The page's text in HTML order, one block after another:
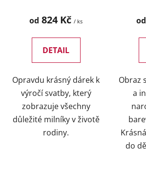
od 824 Kč / ks
DETAIL
Opravdu krásný dárek k
výročí svatby, který
zobrazuje všechny
důležité milníky v životě
rodiny.
od
Obraz
a
do